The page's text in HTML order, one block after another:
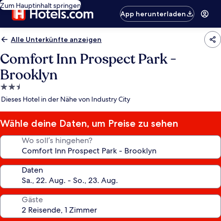
Zum Hauptinhalt springen
App herunterladen
Alle Unterkünfte anzeigen
Comfort Inn Prospect Park -
Brooklyn
2.5-
Sterne-
Dieses Hotel in der Nähe von Industry City
Wähle deine Daten, um Preise zu sehen
Wo soll’s hingehen?
Daten
Gäste